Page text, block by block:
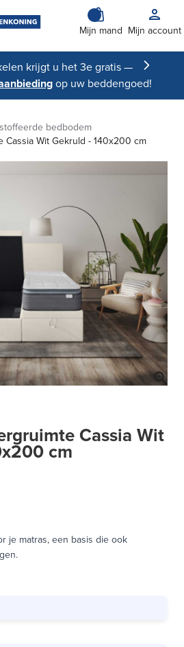
Mijn mand Mijn account
krijgt u het 3e gratis —
op uw beddengoed!
bedbodem
Cassia Wit Gekruld - 140x200 cm
Cassia Wit
cm
je matras, een basis die ook